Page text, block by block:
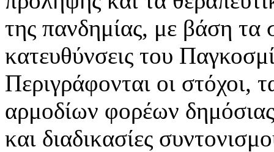
της πανδημίας, με βάση τα
κατευθύνσεις του
Περιγράφονται οι στόχοι,
αρμοδίων φορέων
και διαδικασίες